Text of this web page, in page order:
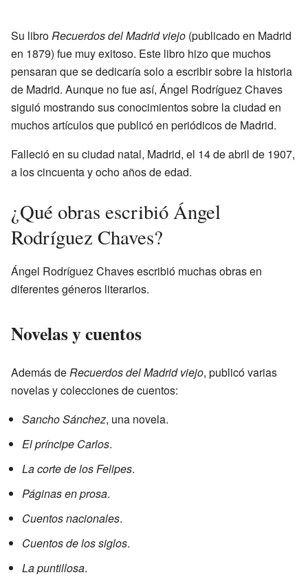
Su libroRecuerdos del Madrid viejo (publicado en Madrid
en 1879) fue muy exitoso. Este libro hizo que muchos
pensaran que se dedicaría solo a escribir sobre la historia
de Madrid. Aunque no fue así, Ángel Rodríguez Chaves
siguió mostrando sus conocimientos sobre la ciudad en
muchos artículos que publicó en periódicos de Madrid.
Falleció en su ciudad natal, Madrid, el 14 de abril de 1907,
a los cincuenta y ocho años de edad.
¿Qué obras escribió Ángel
Rodríguez Chaves?
Ángel Rodríguez Chaves escribió muchas obras en
diferentes géneros literarios.
Novelas y cuentos
Además deRecuerdos del Madrid viejo, publicó varias
novelas y colecciones de cuentos:
Sancho Sánchez, una novela.
El príncipe Carlos.
La corte de los Felipes.
Páginas en prosa.
Cuentos nacionales.
Cuentos de los siglos.
La puntillosa.